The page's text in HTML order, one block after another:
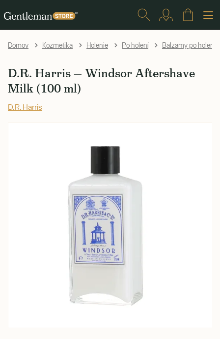
Domov Kozmetika Holenie Po holení Balzamy po holení
D.R. Harris — Windsor Aftershave
Milk (100 ml)
D.R. Harris